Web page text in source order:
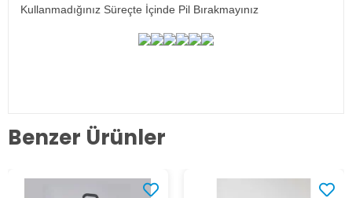
Kullanmadığınız Süreçte İçinde Pil Bırakmayınız
Benzer Ürünler